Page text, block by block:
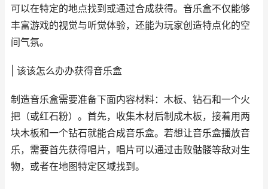
可以在特定的地点找到或通过合成获得。音乐盒不仅能够
丰富游戏的视觉与听觉体验，还能为玩家创造特点化的空
间气氛。
| 该该怎么办办获得音乐盒
制造音乐盒需要准备下面内容材料：木板、钻石和一个火
把（或红石粉）。首先，收集木材后制成木板，接着用两
块木板和一个钻石就能合成音乐盒。若想让音乐盒播放音
乐，需要首先获得唱片，唱片可以通过击败骷髅等敌对生
物，或者在地图特定区域找到。